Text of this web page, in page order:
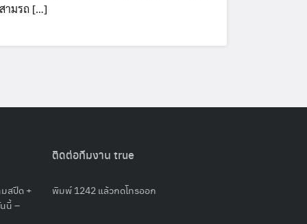
สามรถ […]
มสปีด +
นี้ –
ติดต่อทีมงาน true
พิมพ์ 1242 แล้วกดโทรออก